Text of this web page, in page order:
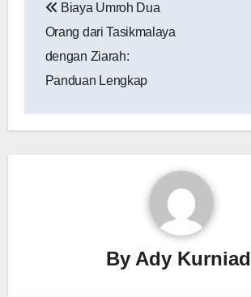
pos
Biaya Umroh Dua
Orang dari Tasikmalaya
dengan Ziarah:
Panduan Lengkap
By Ady